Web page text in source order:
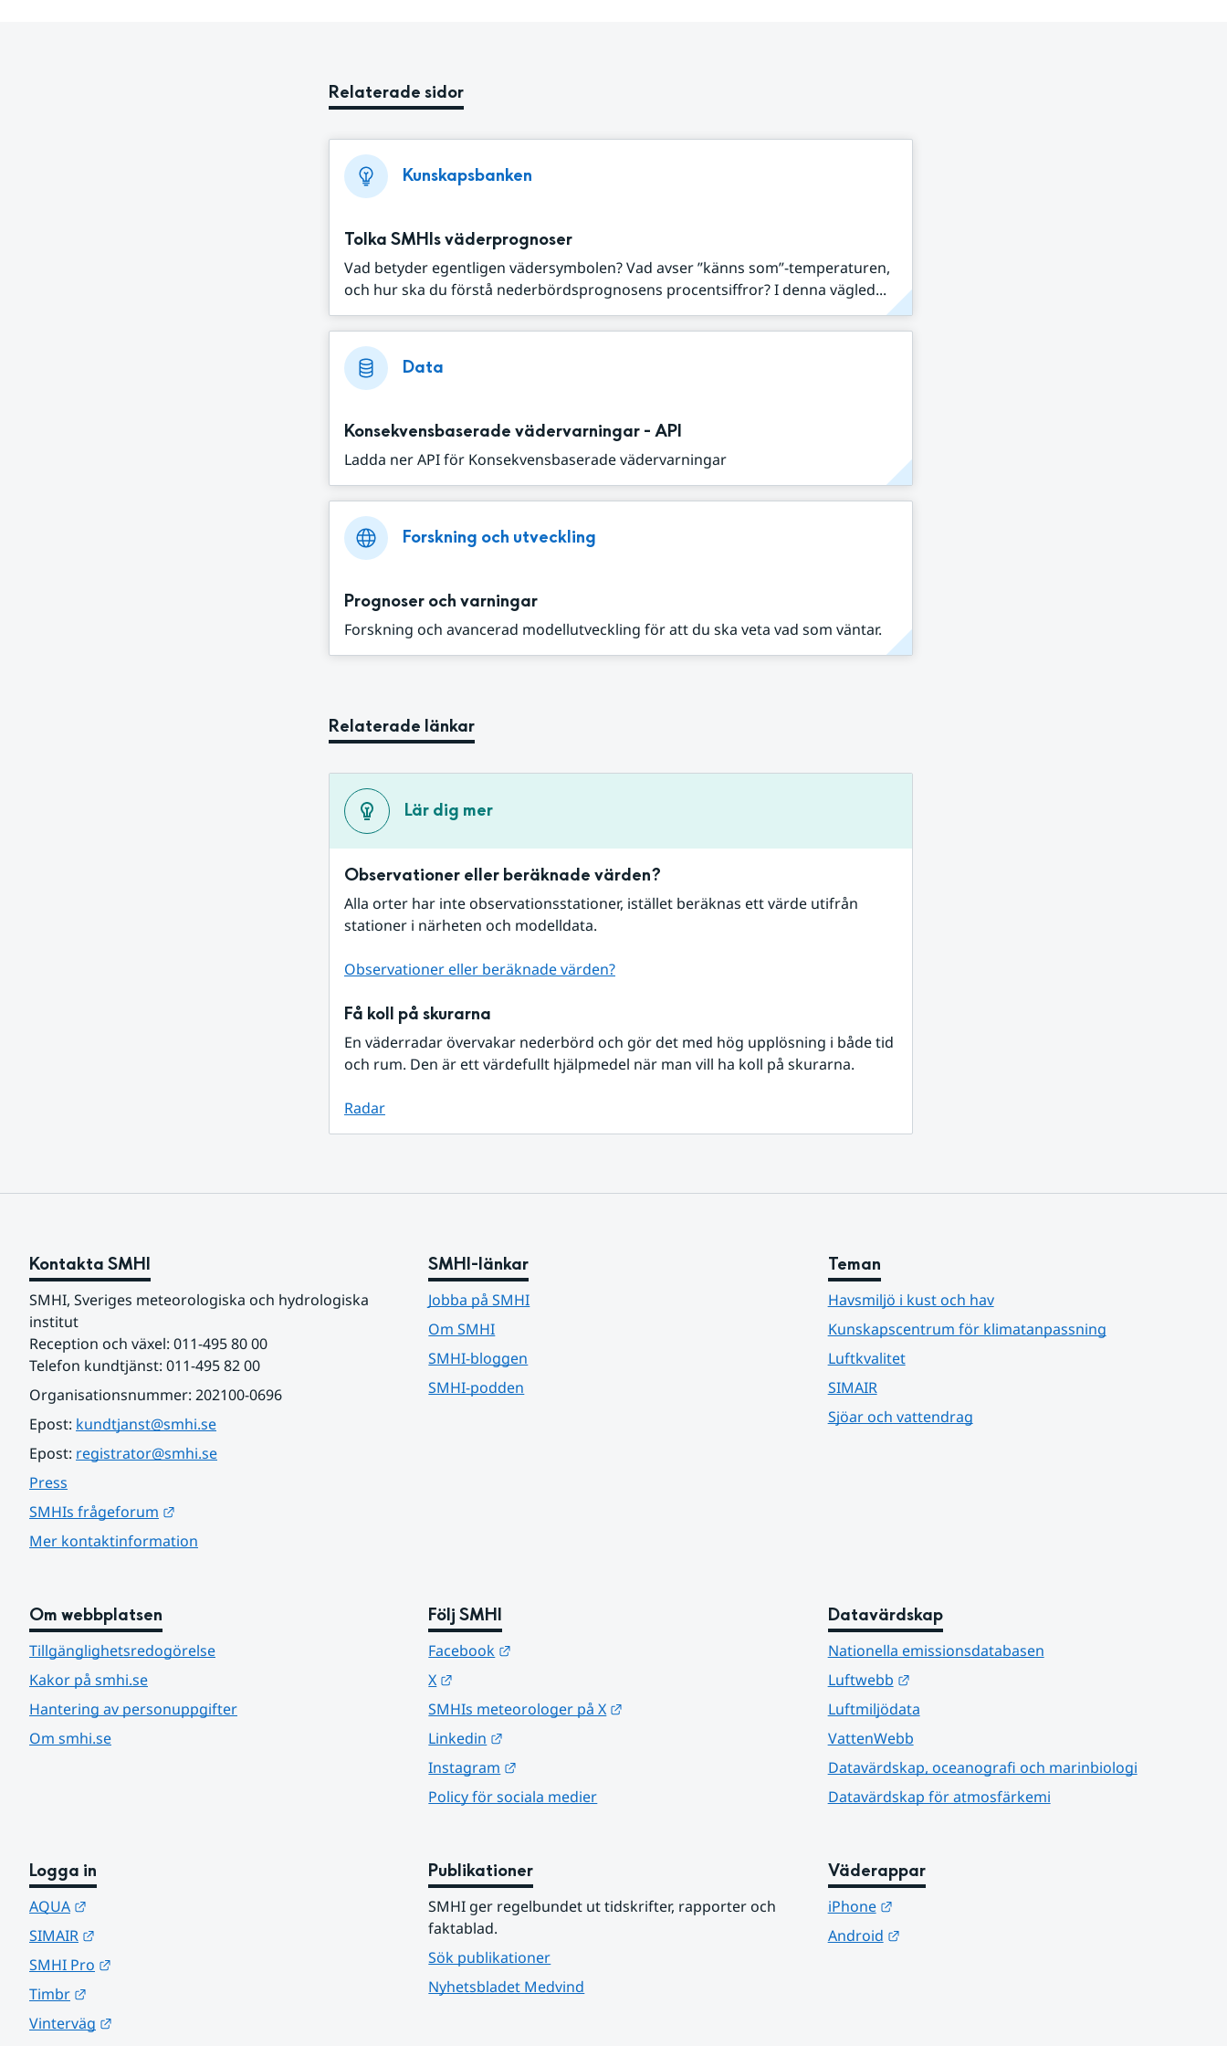
Relaterade sidor
Kunskapsbanken
Tolka SMHIs väderprognoser
Vad betyder egentligen vädersymbolen? Vad avser ”känns som”-temperaturen,
och hur ska du förstå nederbördsprognosens procentsiffror? I denna vägled...
Data
Konsekvensbaserade vädervarningar - API
Ladda ner API för Konsekvensbaserade vädervarningar
Forskning och utveckling
Prognoser och varningar
Forskning och avancerad modellutveckling för att du ska veta vad som väntar.
Relaterade länkar
Lär dig mer
Observationer eller beräknade värden?
Alla orter har inte observationsstationer, istället beräknas ett värde utifrån
stationer i närheten och modelldata.
Observationer eller beräknade värden?
Få koll på skurarna
En väderradar övervakar nederbörd och gör det med hög upplösning i både tid
och rum. Den är ett värdefullt hjälpmedel när man vill ha koll på skurarna.
Radar
Kontakta SMHI
SMHI, Sveriges meteorologiska och hydrologiska
institut
Reception och växel: 011-495 80 00
Telefon kundtjänst: 011-495 82 00
Organisationsnummer: 202100-0696
Epost: kundtjanst@smhi.se
Epost: registrator@smhi.se
Press
SMHIs frågeforum
Mer kontaktinformation
SMHI-länkar
Jobba på SMHI
Om SMHI
SMHI-bloggen
SMHI-podden
Teman
Havsmiljö i kust och hav
Kunskapscentrum för klimatanpassning
Luftkvalitet
SIMAIR
Sjöar och vattendrag
Om webbplatsen
Tillgänglighetsredogörelse
Kakor på smhi.se
Hantering av personuppgifter
Om smhi.se
Följ SMHI
Facebook
X
SMHIs meteorologer på X
Linkedin
Instagram
Policy för sociala medier
Datavärdskap
Nationella emissionsdatabasen
Luftwebb
Länk till annan webbplats.
Luftmiljödata
VattenWebb
Datavärdskap, oceanografi och marinbiologi
Datavärdskap för atmosfärkemi
Logga in
AQUA
SIMAIR
SMHI Pro
Timbr
Vinterväg
Publikationer
SMHI ger regelbundet ut tidskrifter, rapporter och
faktablad.
Sök publikationer
Nyhetsbladet Medvind
Väderappar
iPhone
Länk till annan webbplats.
Android
Länk till annan webbplats.